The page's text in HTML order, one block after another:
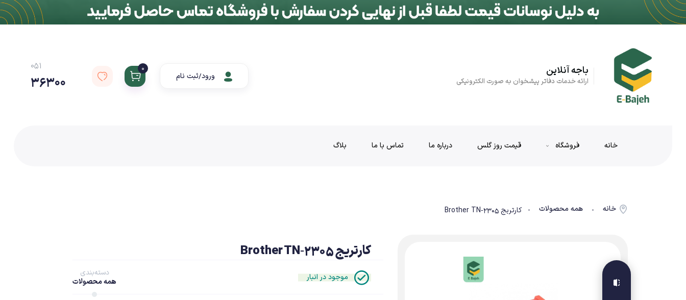
باجه آنلاین
ارائه خدمات دفاتر پیشخوان به صورت الکترونیکی ورود/ثبت نام
0
051
36300
خانه فروشگاه قیمت روز گلس درباره ما تماس با ما بلاگ
خانه - همه محصولات - کارتریج Brother TN‑2305
کارتریج Brother TN‑2305
موجود در انبار
دسته‌بندی
همه محصولات